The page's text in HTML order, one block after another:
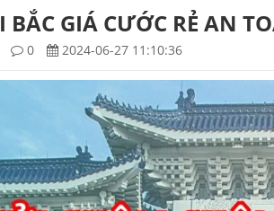
GIÁ CƯỚC RẺ AN
0 2024-06-27 11:10:36